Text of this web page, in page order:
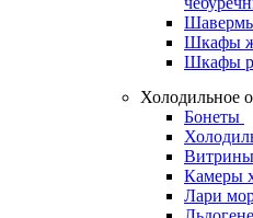
Шкафы
Шкафы
Холодильное
Бонеты
Камеры
Лари